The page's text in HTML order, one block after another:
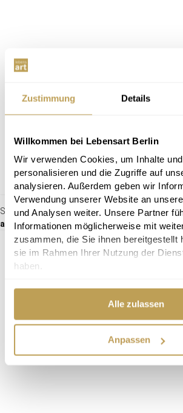
Zustimmung Details
Willkommen bei Lebensart Berlin
Wir verwenden Cookies, um Inhalte
personalisieren und die Zugriffe auf
analysieren. Außerdem geben wir
Verwendung unserer Website an
und Analysen weiter. Unsere Partner
Informationen möglicherweise mit
zusammen, die Sie ihnen bereitgestellt
sie im Rahmen Ihrer Nutzung der
haben.
Alle zulassen
Anpassen
Sofa Belano
ab 1.369,00 €